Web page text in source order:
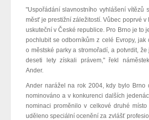
"Uspořádání slavnostního vyhlášení vítězů
měst' je prestižní záležitostí. Vůbec poprvé v
uskuteční v České republice. Pro Brno je to
pochlubit se odborníkům z celé Evropy, jak
o městské parky a stromořadí, a potvrdit,
deseti lety získali právem," řekl
Ander.
Ander narážel na rok 2004, kdy bylo Brno
nominováno a v konkurenci dalších
nominaci proměnilo v celkové druhé
uděleno speciální ocenění za zvlášť